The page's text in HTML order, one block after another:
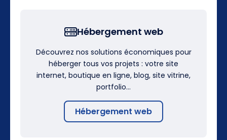
Hébergement web
Découvrez nos solutions économiques pour
héberger tous vos projets : votre site
internet, boutique en ligne, blog, site vitrine,
portfolio…
Hébergement web